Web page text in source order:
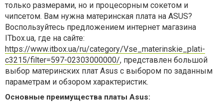
только размерами, но и процесорным сокетом и
чипсетом. Вам нужна материнская плата на ASUS?
Воспользуйтесь предложением интернет магазина
ITbox.ua, где на сайте:
https://www.itbox.ua/ru/category/Vse_materinskie_plati-
c3215/filter=597-02303000000/, представлен большой
выбор материнских плат Asus с выбором по заданным
параметрам и обзором характеристик.
Основные преимущества платы Asus: